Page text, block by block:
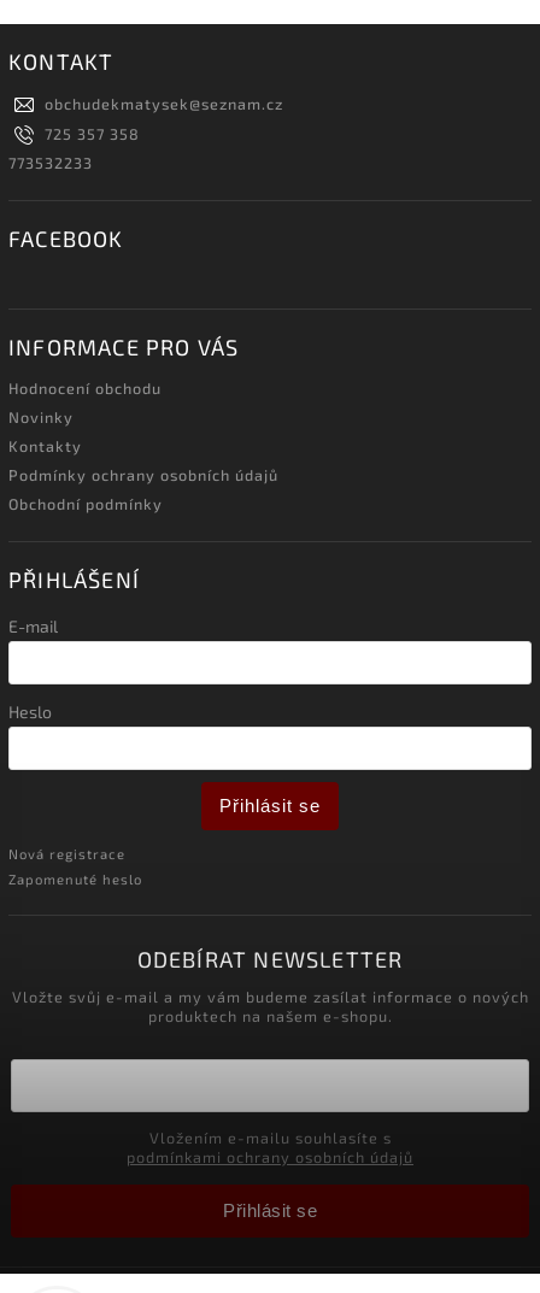
KONTAKT
obchudekmatysek@seznam.cz
725 357 358
773532233
FACEBOOK
INFORMACE PRO VÁS
Hodnocení obchodu
Novinky
Kontakty
Podmínky ochrany osobních údajů
Obchodní podmínky
PŘIHLÁŠENÍ
E-mail
Heslo
Přihlásit se
Nová registrace
Zapomenuté heslo
ODEBÍRAT NEWSLETTER
Vložte svůj e-mail a my vám budeme zasílat informace o nových
produktech na našem e-shopu.
podmínkami ochrany osobních údajů
Přihlásit se